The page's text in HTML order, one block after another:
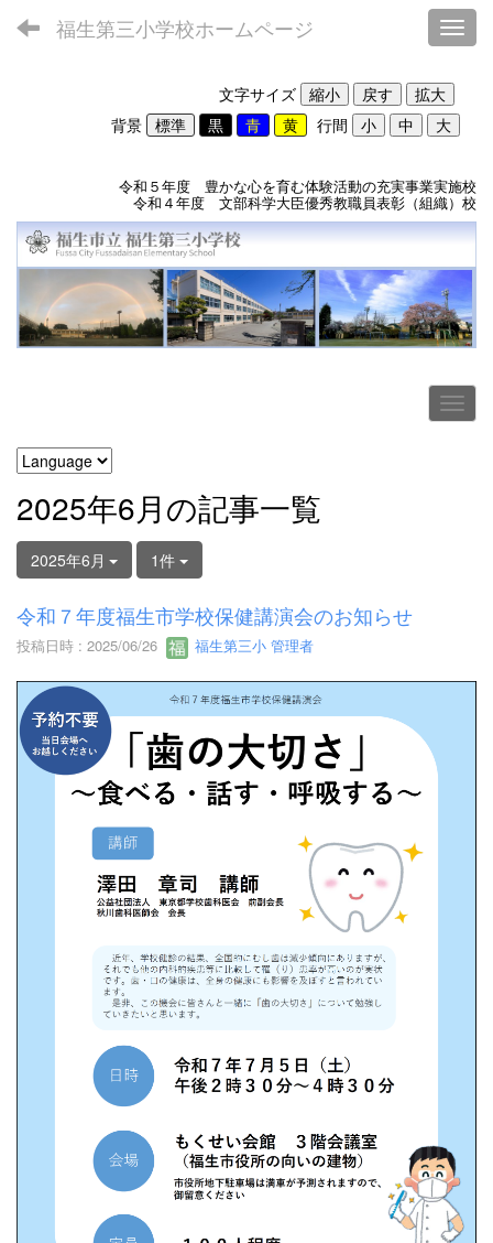
福生第三小学校ホームページ
文字サイズ
背景
行間
令和５年度 豊かな心を育む体験活動の充実事業実施校
令和４年度 文部科学大臣優秀教職員表彰（組織）校
2025年6月の記事一覧
2025年6月 1件
令和７年度福生市学校保健講演会のお知らせ
投稿日時 : 2025/06/26 福生第三小 管理者